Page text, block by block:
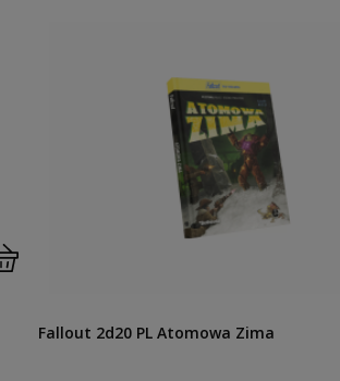
Fallout 2d20 PL Atomowa Zima